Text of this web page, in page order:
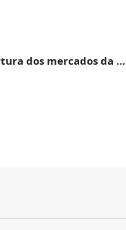
NOTA CONJUNTA MAPA/MRE | Abertura dos mercados da União Econômica Eurasiática (UEEA) para amêndoas de cacau